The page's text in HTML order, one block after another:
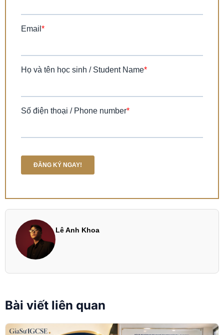
Lê Anh Khoa
Bài viết liên quan